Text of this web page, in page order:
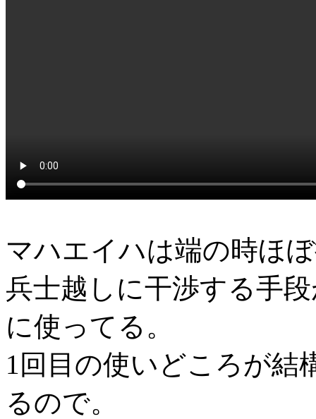
マハエイハは端の時ほ
兵士越しに干渉する手
に使ってる。
1回目の使いどころが結
るので。